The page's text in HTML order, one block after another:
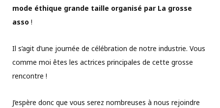
mode éthique grande taille organisé par La grosse
asso !
Il s’agit d’une journée de célébration de notre industrie. Vous
comme moi êtes les actrices principales de cette grosse
rencontre !
J’espère donc que vous serez nombreuses à nous rejoindre